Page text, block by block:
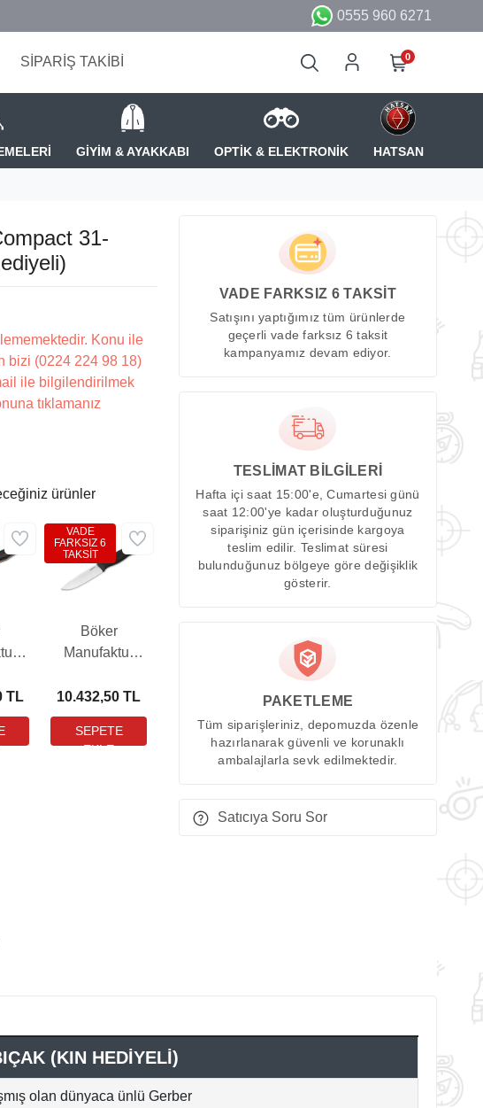
0555 960 6271
SİPARİŞ TAKİBİ 0
GİYİM & AYAKKABI OPTİK & ELEKTRONİK HATSAN
31-
Konu ile
bizi (0224 224 98 18)
ile bilgilendirilmek
tıklamanız
ürünler
TL
Böker
Manufaktur
Bıçak
10.432,50 TL
VADE
FARKSIZ 6
TAKSİT
VADE FARKSIZ 6 TAKSİT
Satışını yaptığımız tüm ürünlerde
geçerli vade farksız 6 taksit
kampanyamız devam ediyor.
TESLİMAT BİLGİLERİ
Hafta içi saat 15:00'e, Cumartesi günü
saat 12:00'ye kadar oluşturduğunuz
siparişiniz gün içerisinde kargoya
teslim edilir. Teslimat süresi
bulunduğunuz bölgeye göre değişiklik
gösterir.
PAKETLEME
Tüm siparişleriniz, depomuzda özenle
hazırlanarak güvenli ve korunaklı
ambalajlarla sevk edilmektedir.
Satıcıya Soru Sor
(KIN HEDİYELİ)
olan dünyaca ünlü Gerber